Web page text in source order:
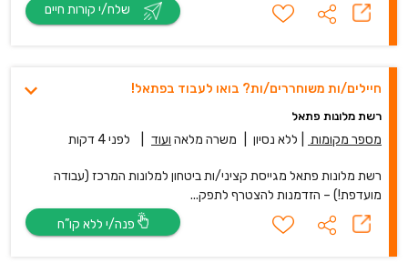
חיילים/ות משוחררים/ות? בואו לעבוד בפתאל!
רשת מלונות פתאל
מספר מקומות ללא נסיון משרה מלאה ועוד לפני 4 דקות
רשת מלונות פתאל מגייסת קציני/ות ביטחון למלונות המרכז (עבודה
מועדפת!) – הזדמנות להצטרף לתפק...